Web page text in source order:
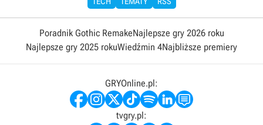
Poradnik Gothic RemakeNajlepsze gry 2026 roku
Najlepsze gry 2025 rokuWiedźmin 4Najbliższe premiery
GRYOnline.pl:
tvgry.pl: